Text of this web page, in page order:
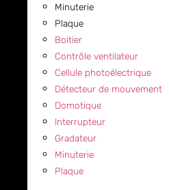
Minuterie
Plaque
Boitier
Contrôle ventilateur
Cellule photoélectrique
Détecteur de mouvement
Domotique
Interrupteur
Gradateur
Minuterie
Plaque